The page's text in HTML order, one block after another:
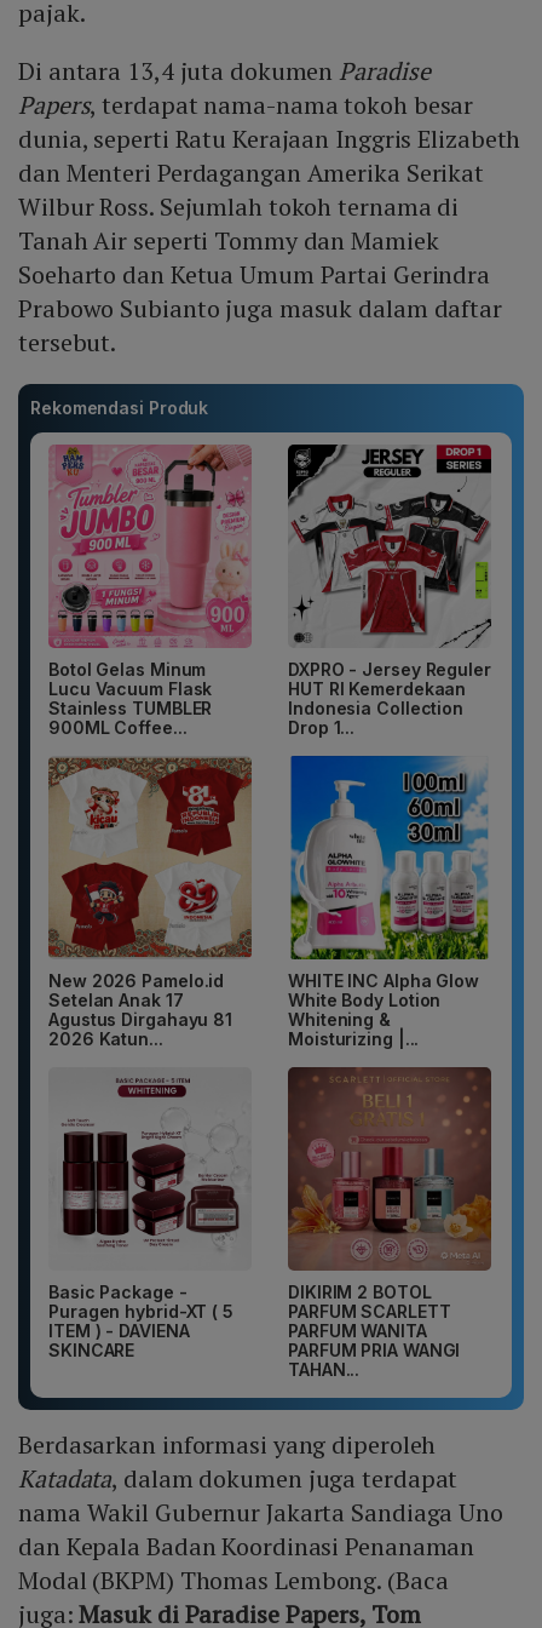
pajak.
Di antara 13,4 juta dokumen Paradise
Papers, terdapat nama-nama tokoh besar
dunia, seperti Ratu Kerajaan Inggris Elizabeth
dan Menteri Perdagangan Amerika Serikat
Wilbur Ross. Sejumlah tokoh ternama di
Tanah Air seperti Tommy dan Mamiek
Soeharto dan Ketua Umum Partai Gerindra
Prabowo Subianto juga masuk dalam daftar
tersebut.
Rekomendasi Produk
Botol Gelas Minum
Lucu Vacuum Flask
Stainless TUMBLER
900ML Coffee...
DXPRO - Jersey Reguler
HUT RI Kemerdekaan
Indonesia Collection
Drop 1...
New 2026 Pamelo.id
Setelan Anak 17
Agustus Dirgahayu 81
2026 Katun...
WHITE INC Alpha Glow
White Body Lotion
Whitening &
Moisturizing |...
Basic Package -
Puragen hybrid-XT ( 5
ITEM ) - DAVIENA
SKINCARE
DIKIRIM 2 BOTOL
PARFUM SCARLETT
PARFUM WANITA
PARFUM PRIA WANGI
TAHAN...
Berdasarkan informasi yang diperoleh
Katadata, dalam dokumen juga terdapat
nama Wakil Gubernur Jakarta Sandiaga Uno
dan Kepala Badan Koordinasi Penanaman
Modal (BKPM) Thomas Lembong. (Baca
juga:Masuk di Paradise Papers, Tom